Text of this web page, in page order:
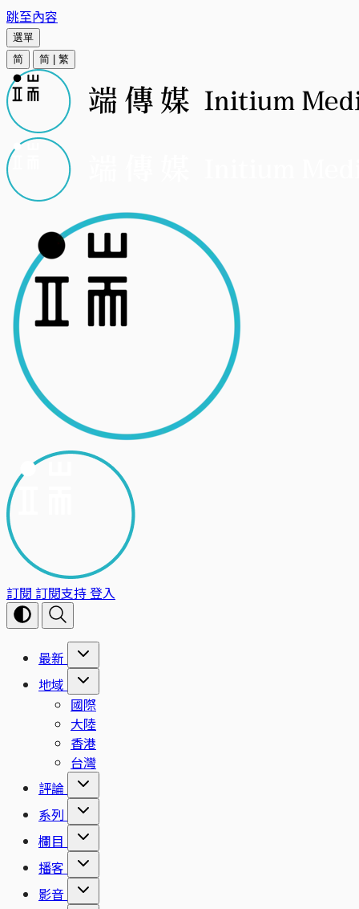
跳至內容
選單
简
简 繁
訂閱 訂閱支持登入
最新
地域
國際
大陸
香港
台灣
評論
系列
欄目
播客
影音